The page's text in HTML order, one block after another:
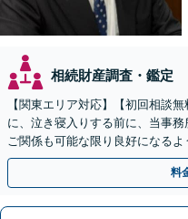
相続財産調査・鑑定
【関東エリア対応】【初回相談
に、泣き寝入りする前に、当事
ご関係も可能な限り良好になる
つつ、双方が納得できる着地点を
料